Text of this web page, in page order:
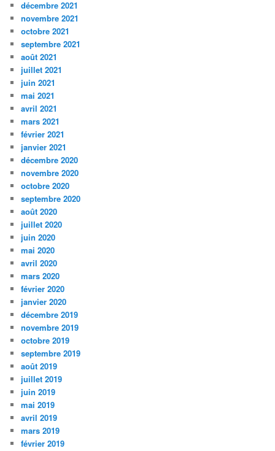
décembre 2021
novembre 2021
octobre 2021
septembre 2021
août 2021
juillet 2021
juin 2021
mai 2021
avril 2021
mars 2021
février 2021
janvier 2021
décembre 2020
novembre 2020
octobre 2020
septembre 2020
août 2020
juillet 2020
juin 2020
mai 2020
avril 2020
mars 2020
février 2020
janvier 2020
décembre 2019
novembre 2019
octobre 2019
septembre 2019
août 2019
juillet 2019
juin 2019
mai 2019
avril 2019
mars 2019
février 2019